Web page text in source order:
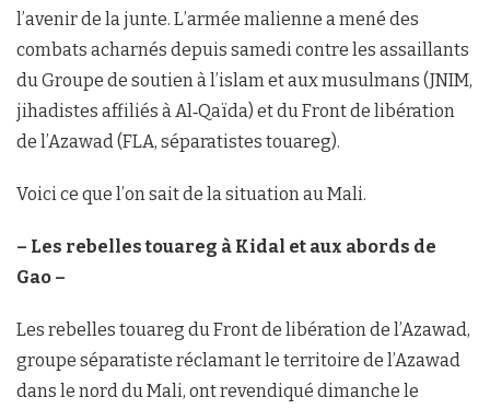
l’avenir de la junte. L’armée malienne a mené des
combats acharnés depuis samedi contre les assaillants
du Groupe de soutien à l’islam et aux musulmans (JNIM,
jihadistes affiliés à Al‑Qaïda) et du Front de libération
de l’Azawad (FLA, séparatistes touareg).
Voici ce que l’on sait de la situation au Mali.
– Les rebelles touareg à Kidal et aux abords de
Gao –
Les rebelles touareg du Front de libération de l’Azawad,
groupe séparatiste réclamant le territoire de l’Azawad
dans le nord du Mali, ont revendiqué dimanche le